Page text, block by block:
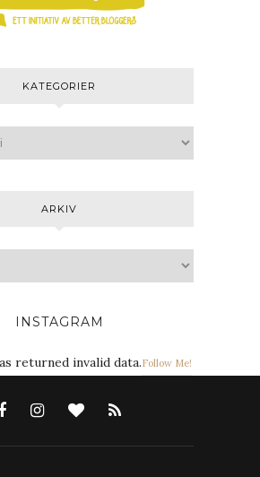
KATEGORIER
ARKIV
INSTAGRAM
returned invalid data.Follow Me!